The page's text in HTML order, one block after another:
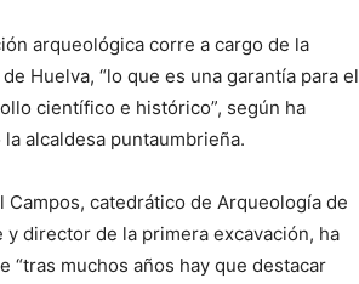
arqueológica corre a cargo de la
Huelva, “lo que es una garantía para el
científico e histórico”, según ha
alcaldesa puntaumbrieña.
Campos, catedrático de Arqueología de
y director de la primera excavación, ha
“tras muchos años hay que destacar